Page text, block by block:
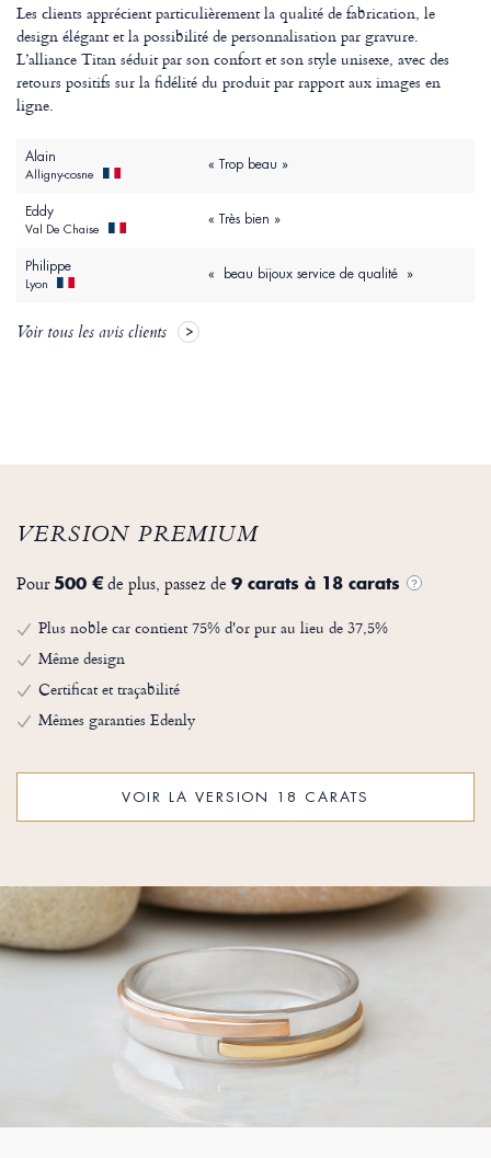
Les clients apprécient particulièrement la qualité de fabrication, le
design élégant et la possibilité de personnalisation par gravure.
L’alliance Titan séduit par son confort et son style unisexe, avec des
retours positifs sur la fidélité du produit par rapport aux images en
ligne.
Alain
Alligny-cosne
« Trop beau »
Eddy
Val De Chaise
« Très bien »
Philippe
Lyon
« beau bijoux service de qualité »
Voir tous les avis clients
VERSION PREMIUM
Pour 500 €de plus, passez de 9 carats à 18 carats ?
Plus noble car contient 75% d'or pur au lieu de 37,5%
Même design
Certificat et traçabilité
Mêmes garanties Edenly
VOIR LA VERSION 18 CARATS